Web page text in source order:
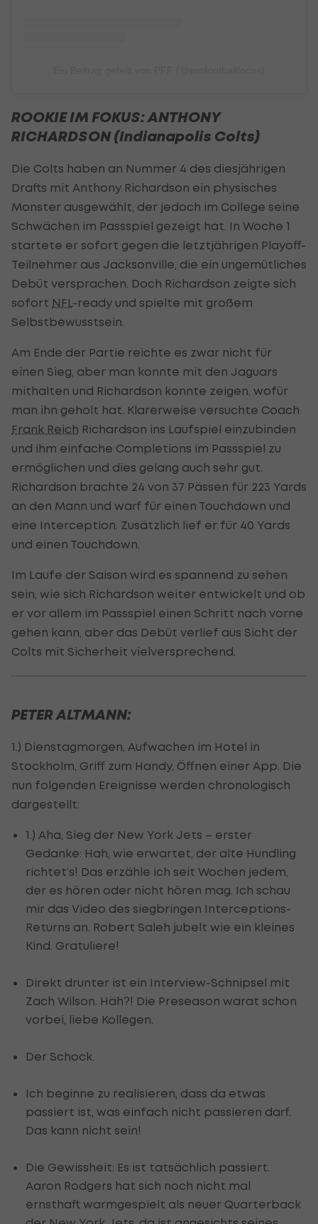
ROOKIE IM FOKUS: ANTHONY
RICHARDSON (Indianapolis Colts)
Die Colts haben an Nummer 4 des diesjährigen
Drafts mit Anthony Richardson ein physisches
Monster ausgewählt, der jedoch im College seine
Schwächen im Passspiel gezeigt hat. In Woche 1
startete er sofort gegen die letztjährigen Playoff-
Teilnehmer aus Jacksonville, die ein ungemütliches
Debüt versprachen. Doch Richardson zeigte sich
sofort NFL -ready und spielte mit großem
Selbstbewusstsein.
Am Ende der Partie reichte es zwar nicht für
einen Sieg, aber man konnte mit den Jaguars
mithalten und Richardson konnte zeigen, wofür
man ihn geholt hat. Klarerweise versuchte Coach
Frank Reich Richardson ins Laufspiel einzubinden
und ihm einfache Completions im Passspiel zu
ermöglichen und dies gelang auch sehr gut.
Richardson brachte 24 von 37 Pässen für 223 Yards
an den Mann und warf für einen Touchdown und
eine Interception. Zusätzlich lief er für 40 Yards
und einen Touchdown.
Im Laufe der Saison wird es spannend zu sehen
sein, wie sich Richardson weiter entwickelt und ob
er vor allem im Passspiel einen Schritt nach vorne
gehen kann, aber das Debüt verlief aus Sicht der
Colts mit Sicherheit vielversprechend.
PETER ALTMANN:
1.) Dienstagmorgen, Aufwachen im Hotel in
Stockholm, Griff zum Handy, Öffnen einer App. Die
nun folgenden Ereignisse werden chronologisch
dargestellt:
1.) Aha, Sieg der New York Jets – erster
Gedanke: Hah, wie erwartet, der alte Hundling
richtet‘s! Das erzähle ich seit Wochen jedem,
der es hören oder nicht hören mag. Ich schau
mir das Video des siegbringen Interceptions-
Returns an. Robert Saleh jubelt wie ein kleines
Kind. Gratuliere!
Direkt drunter ist ein Interview-Schnipsel mit
Zach Wilson. Häh?! Die Preseason warat schon
vorbei, liebe Kollegen.
Der Schock.
Ich beginne zu realisieren, dass da etwas
passiert ist, was einfach nicht passieren darf.
Das kann nicht sein!
Die Gewissheit: Es ist tatsächlich passiert.
Aaron Rodgers hat sich noch nicht mal
ernsthaft warmgespielt als neuer Quarterback